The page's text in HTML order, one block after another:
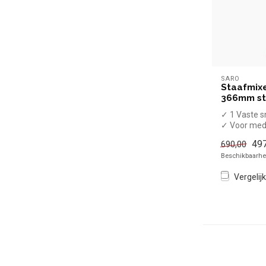
SARO
366mm
✓ 1 Vaste
✓ Voor
✓ Max
...
690,00
Vergelijk